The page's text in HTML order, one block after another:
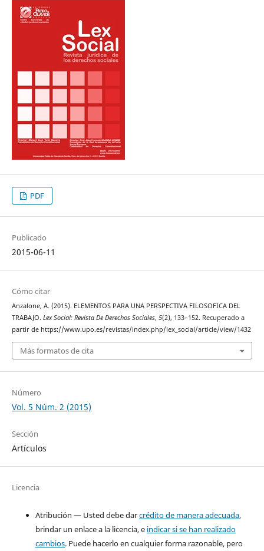
PDF
Publicado
2015-06-11
Cómo citar
Anzalone, A. (2015). ELEMENTOS PARA UNA PERSPECTIVA FILOSOFICA DEL
TRABAJO. Lex Social: Revista De Derechos Sociales, 5(2), 133–152. Recuperado a
partir de https://www.upo.es/revistas/index.php/lex_social/article/view/1432
Más formatos de cita
Número
Vol. 5 Núm. 2 (2015)
Sección
Artículos
Licencia
Atribución — Usted debe darcrédito de manera adecuada,
brindar un enlace a la licencia, e indicar si se han realizado
cambios. Puede hacerlo en cualquier forma razonable, pero